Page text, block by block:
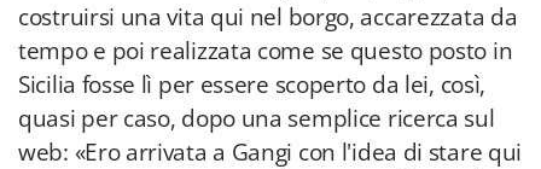
costruirsi una vita qui nel borgo, accarezzata da
tempo e poi realizzata come se questo posto in
Sicilia fosse lì per essere scoperto da lei, così,
quasi per caso, dopo una semplice ricerca sul
web: «Ero arrivata a Gangi con l'idea di stare qui